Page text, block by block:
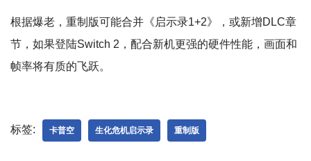
根据爆老，重制版可能合并《启示录1+2》，或新增DLC章
节，如果登陆Switch 2，配合新机更强的硬件性能，画面和
帧率将有质的飞跃。
标签: 卡普空 生化危机启示录 重制版